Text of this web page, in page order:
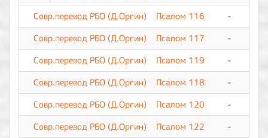
Совр.перевод РБО (Д.Оргин)
Псалом 116 -
Совр.перевод РБО (Д.Оргин)
Псалом 117 -
Совр.перевод РБО (Д.Оргин)
Псалом 119 -
Совр.перевод РБО (Д.Оргин)
Псалом 118 -
Совр.перевод РБО (Д.Оргин)
Псалом 120 -
Совр.перевод РБО (Д.Оргин)
Псалом 122 -